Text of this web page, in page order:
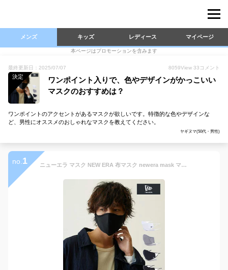
メンズ キッズ レディース マイページ
本ページはプロモーションを含みます
最終更新日：2025/07/07 8059View 33 コメント
決定
ワンポイント入りで、色やデザインがかっこいい
マスクのおすすめは？
ワンポイントのアクセントがあるマスクが欲しいです。特徴的な色やデザインな
ど、男性にオススメのおしゃれなマスクを教えてください。
ヤギヌマ(50代・男性)
no. 1 ニューエラ マスク NEW ERA 布マスク newera mask マスク 不織布 フィルター付き NEW ERA FACE COVERING MASK 黒 ブラック 白 ホワイト 紺 ネイビー グレー ロゴエンブロイダリー メッシュ 送料無料